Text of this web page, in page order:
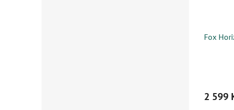
Fox
2 599